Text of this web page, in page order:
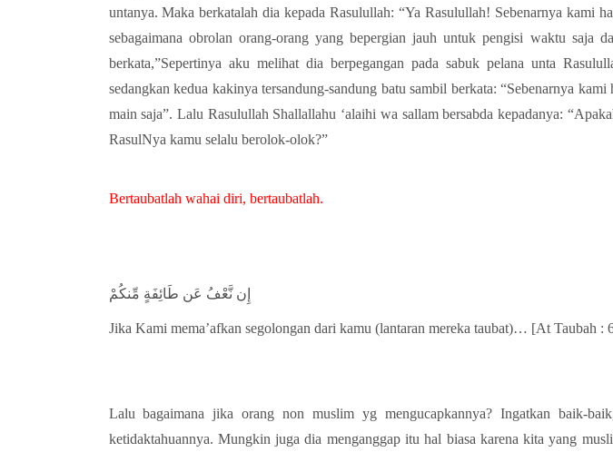
untanya. Maka berkatalah dia kepada Rasulullah: “Ya Rasulullah! Sebenarnya kami
sebagaimana obrolan orang-orang yang bepergian jauh untuk pengisi waktu saja
berkata,”Sepertinya aku melihat dia berpegangan pada sabuk pelana unta
sedangkan kedua kakinya tersandung-sandung batu sambil berkata: “Sebenarnya
main saja”. Lalu Rasulullah Shallallahu ‘alaihi wa sallam bersabda kepadanya:
RasulNya kamu selalu berolok-olok?”
Bertaubatlah wahai diri, bertaubatlah.
إِن نَّعْفُ عَن طَائِفَةٍ مِّنكُمْ
Jika Kami mema’afkan segolongan dari kamu (lantaran mereka taubat)… [At Taubah :
Lalu bagaimana jika orang non muslim yg mengucapkannya? Ingatkan baik-
ketidaktahuannya. Mungkin juga dia menganggap itu hal biasa karena kita yang